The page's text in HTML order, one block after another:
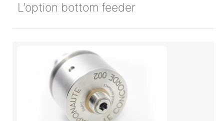
L’option bottom feeder